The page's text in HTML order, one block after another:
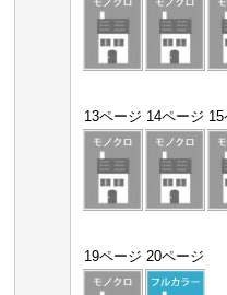
13ページ 14ページ
19ページ 20ページ